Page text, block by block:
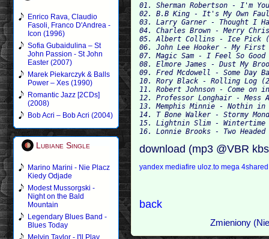
Enrico Rava, Claudio
Fasoli, Franco D'Andrea -
Icon (1996)
Sofia Gubaidulina – St
John Passion - St John
Easter (2007)
Marek Piekarczyk & Balls
Power – Xes (1990)
Romantic Jazz [2CDs]
(2008)
Bob Acri – Bob Acri (2004)
Lubiane Single
Marino Marini - Nie Placz
Kiedy Odjade
Modest Mussorgski -
Night on the Bald
Mountain
Legendary Blues Band -
Blues Today
Melvin Taylor - I'll Play
01. Sherman Robertson - I'm
02. B.B King - It's My Own
03. Larry Garner - Thought I
04. Charles Brown - Merry
05. Albert Collins - Ice Pick
06. John Lee Hooker - My
07. Magic Sam - I Feel So
08. Elmore James - Dust My
09. Fred Mcdowell - Some Day
10. Rory Black - Rolling Log
11. Robert Johnson - Come on
12. Professor Longhair - Mess
13. Memphis Minnie - Nothin in
14. T Bone Walker - Stormy
15. Lightnin Slim - Wintertime
download (mp3 @VBR
yandexmediafire uloz.tomega
back
Zmieniony